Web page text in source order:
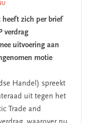
heeft zich per brief
verdrag
uitvoering aan
motie
Handel) spreekt
uit tegen het
Trade and